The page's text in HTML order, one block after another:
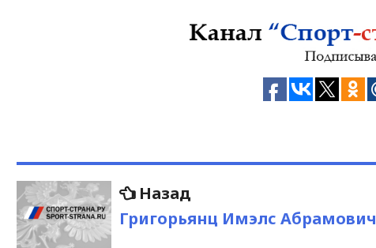
Навигация
по
Назад
запись:
Григорьянц Имэлс Абрамович